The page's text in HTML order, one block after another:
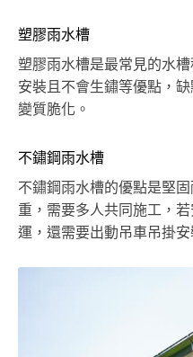
塑膠雨水槽
塑膠雨水槽是最常見的水
安裝且不會生鏽等優點，
變質脆化。
不鏽鋼雨水槽
不鏽鋼雨水槽的優點是堅
重，需要多人共同施工，
運，還需要出動吊車吊掛安